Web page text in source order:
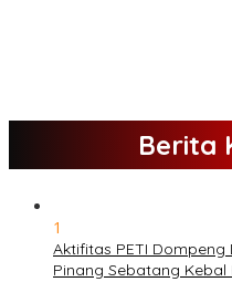
Berita
1
Aktifitas PETI
Pinang Sebatang Kebal